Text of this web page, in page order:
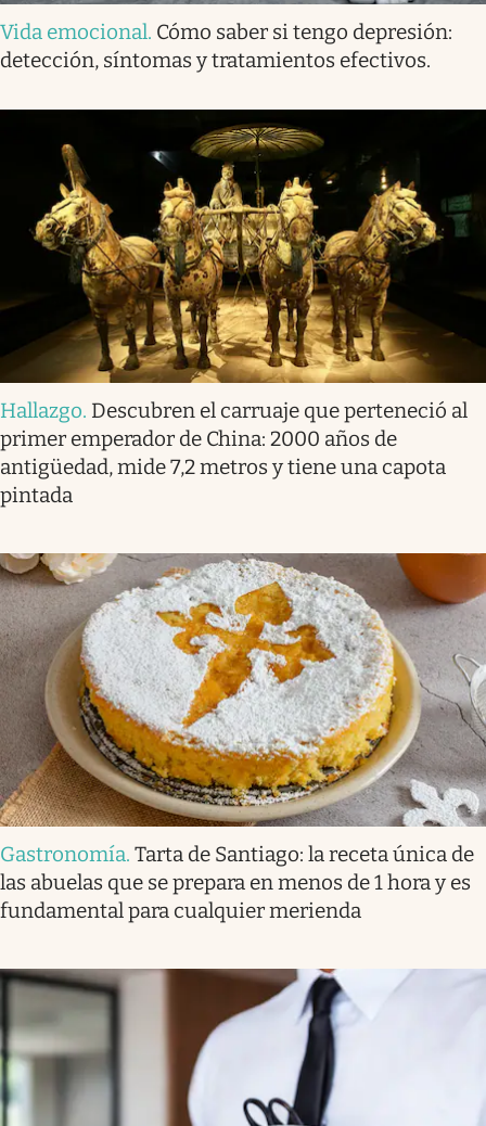
Vida emocional. Cómo saber si tengo depresión:
detección, síntomas y tratamientos efectivos.
Hallazgo. Descubren el carruaje que perteneció al
primer emperador de China: 2000 años de
antigüedad, mide 7,2 metros y tiene una capota
pintada
Gastronomía. Tarta de Santiago: la receta única de
las abuelas que se prepara en menos de 1 hora y es
fundamental para cualquier merienda